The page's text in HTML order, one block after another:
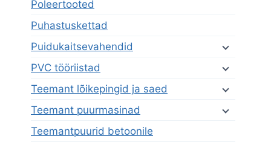
Poleertooted
Puhastuskettad
Puidukaitsevahendid
PVC tööriistad
Teemant lõikepingid ja saed
Teemant puurmasinad
Teemantpuurid betoonile